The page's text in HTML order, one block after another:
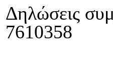
Δηλώσεις
7610358